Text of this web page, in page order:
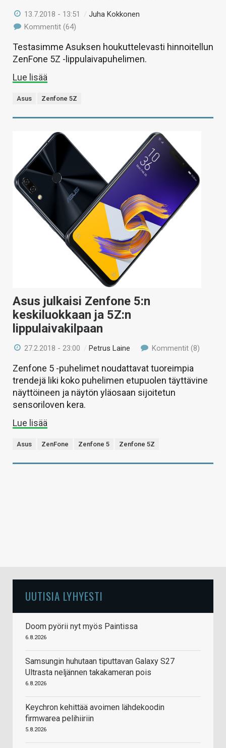
13.7.2018 - 13:51 /Juha Kokkonen
Kommentit (64)
Testasimme Asuksen houkuttelevasti hinnoitellun
ZenFone 5Z -lippulaivapuhelimen.
Lue lisää
Asus Zenfone 5Z
Asus julkaisi Zenfone 5:n
keskiluokkaan ja 5Z:n
lippulaivakilpaan
27.2.2018 - 23:00 /Petrus Laine Kommentit (8)
Zenfone 5 -puhelimet noudattavat tuoreimpia
trendejä liki koko puhelimen etupuolen täyttävine
näyttöineen ja näytön yläosaan sijoitetun
sensoriloven kera.
Lue lisää
Asus ZenFone Zenfone 5 Zenfone 5Z
UUTISIA LYHYESTI
Doom pyörii nyt myös Paintissa
6.8.2026
Samsungin huhutaan tiputtavan Galaxy S27
Ultrasta neljännen takakameran pois
6.8.2026
Keychron kehittää avoimen lähdekoodin
firmwarea pelihiiriin
5.8.2026